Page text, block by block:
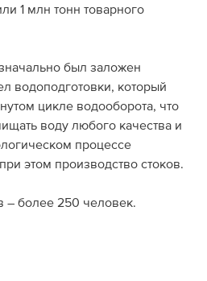
1 млн тонн товарного
был заложен
водоподготовки, который
цикле водооборота, что
воду любого качества и
процессе
этом производство стоков.
– более 250 человек.